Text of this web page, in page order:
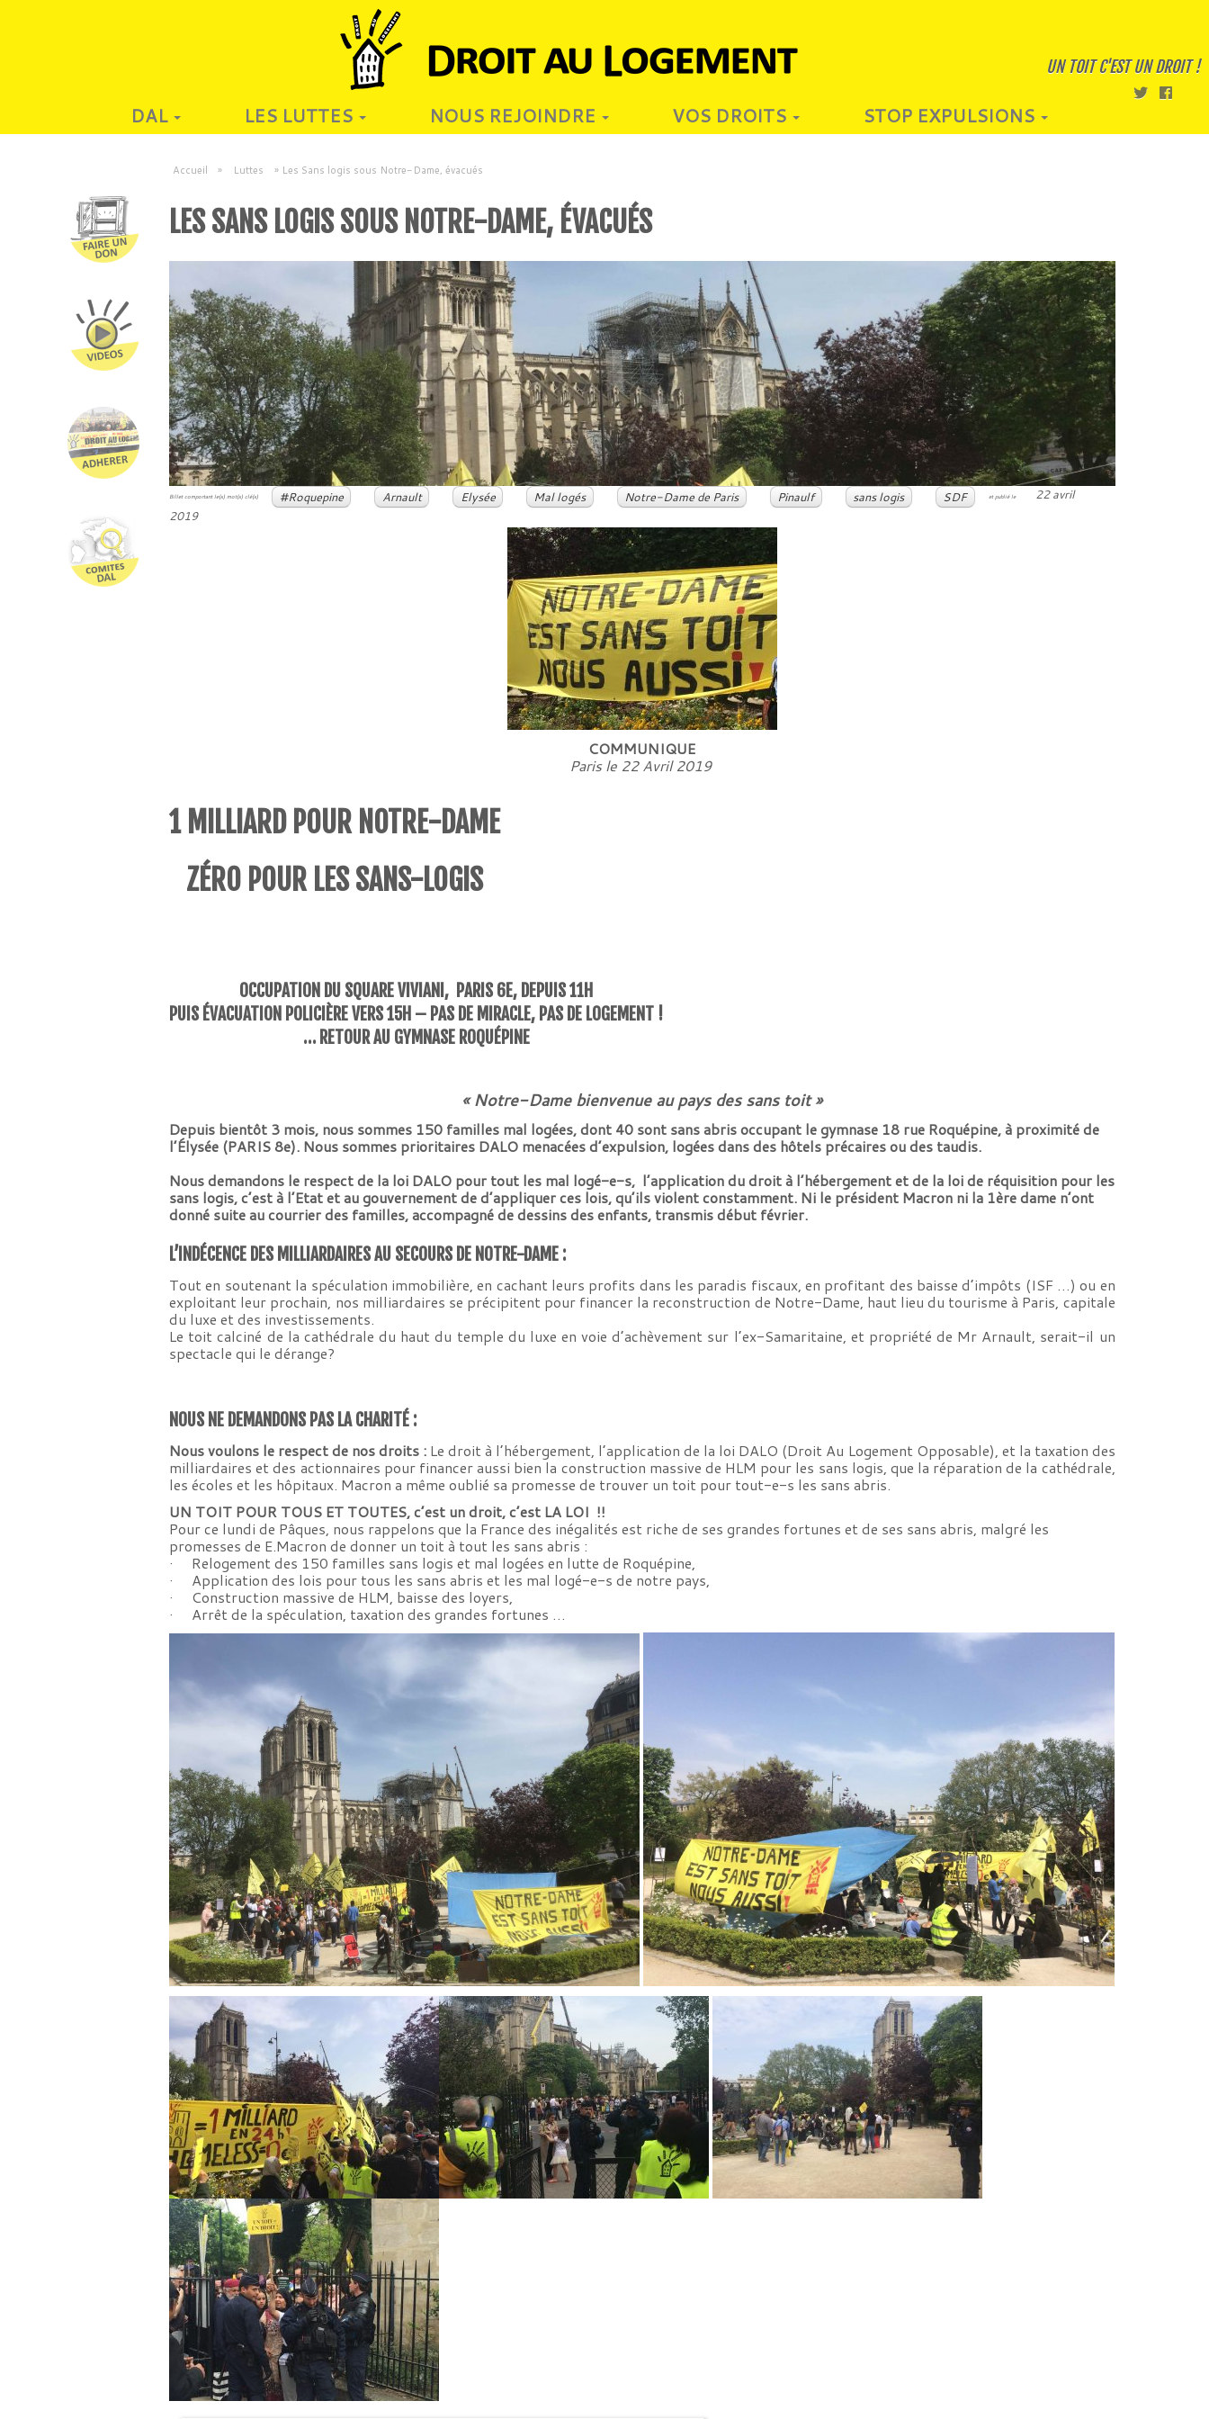
UN TOIT C'EST UN DROIT !
DAL LES LUTTES NOUS REJOINDRE VOS DROITS STOP EXPULSIONS
Accueil » Luttes » Les Sans logis sous Notre-Dame, évacués
LES SANS LOGIS SOUS NOTRE-DAME, ÉVACUÉS
Billet comportant le(s) mot(s) clé(s) #Roquepine Arnault Elysée Mal logés Notre-Dame de Paris Pinaulf sans logis SDF et publié le
22 avril
2019
COMMUNIQUE
Paris le 22 Avril 2019
1 MILLIARD POUR NOTRE-DAME
ZÉRO POUR LES SANS-LOGIS
OCCUPATION DU SQUARE VIVIANI, PARIS 6E, DEPUIS 11H
PUIS ÉVACUATION POLICIÈRE VERS 15H – PAS DE MIRACLE, PAS DE LOGEMENT !
… RETOUR AU GYMNASE ROQUÉPINE
« Notre-Dame bienvenue au pays des sans toit »
Depuis bientôt 3 mois, nous sommes 150 familles mal logées, dont 40 sont sans abris occupant le gymnase 18 rue Roquépine, à proximité de
l’Élysée (PARIS 8e). Nous sommes prioritaires DALO menacées d’expulsion, logées dans des hôtels précaires ou des taudis.
Nous demandons le respect de la loi DALO pour tout les mal logé-e-s, l’application du droit à l’hébergement et de la loi de réquisition pour les
sans logis, c’est à l’Etat et au gouvernement de d’appliquer ces lois, qu’ils violent constamment. Ni le président Macron ni la 1ère dame n’ont
donné suite au courrier des familles, accompagné de dessins des enfants, transmis début février.
L’INDÉCENCE DES MILLIARDAIRES AU SECOURS DE NOTRE-DAME :
Tout en soutenant la spéculation immobilière, en cachant leurs profits dans les paradis fiscaux, en profitant des baisse d’impôts (ISF …) ou en
exploitant leur prochain, nos milliardaires se précipitent pour financer la reconstruction de Notre-Dame, haut lieu du tourisme à Paris, capitale
du luxe et des investissements.
Le toit calciné de la cathédrale du haut du temple du luxe en voie d’achèvement sur l’ex-Samaritaine, et propriété de Mr Arnault, serait-il un
spectacle qui le dérange?
NOUS NE DEMANDONS PAS LA CHARITÉ :
Nous voulons le respect de nos droits : Le droit à l’hébergement, l’application de la loi DALO (Droit Au Logement Opposable), et la taxation des
milliardaires et des actionnaires pour financer aussi bien la construction massive de HLM pour les sans logis, que la réparation de la cathédrale,
les écoles et les hôpitaux. Macron a même oublié sa promesse de trouver un toit pour tout-e-s les sans abris.
UN TOIT POUR TOUS ET TOUTES, c’est un droit, c’est LA LOI !!
Pour ce lundi de Pâques, nous rappelons que la France des inégalités est riche de ses grandes fortunes et de ses sans abris, malgré les
promesses de E.Macron de donner un toit à tout les sans abris :
· Relogement des 150 familles sans logis et mal logées en lutte de Roquépine,
· Application des lois pour tous les sans abris et les mal logé-e-s de notre pays,
· Construction massive de HLM, baisse des loyers,
· Arrêt de la spéculation, taxation des grandes fortunes …